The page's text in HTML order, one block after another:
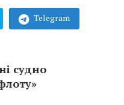
Telegram
судно